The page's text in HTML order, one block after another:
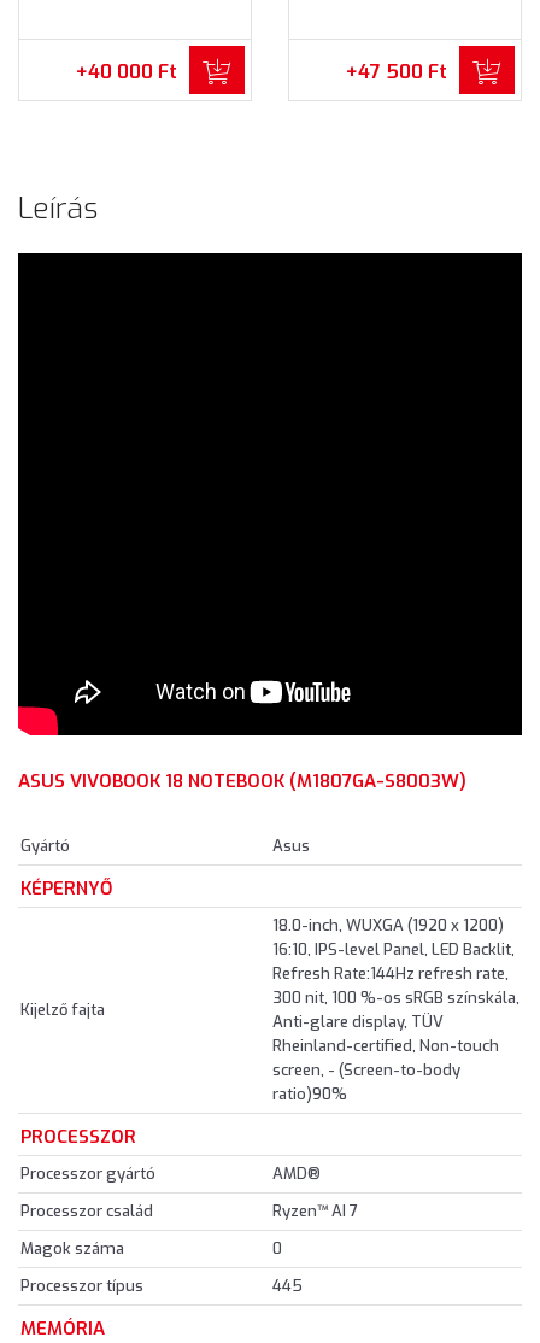
+40 000 Ft +47 500 Ft
Leírás
ASUS VIVOBOOK 18 NOTEBOOK (M1807GA-S8003W)
Gyártó Asus
KÉPERNYŐ
Kijelző fajta
18.0-inch, WUXGA (1920 x 1200)
16:10, IPS-level Panel, LED Backlit,
Refresh Rate:144Hz refresh rate,
300 nit, 100 %-os sRGB színskála,
Anti-glare display, TÜV
Rheinland-certified, Non-touch
screen, - (Screen-to-body
ratio)90%
PROCESSZOR
Processzor gyártó
AMD®
Processzor család
Ryzen™ AI 7
Magok száma
0
Processzor típus
445
MEMÓRIA